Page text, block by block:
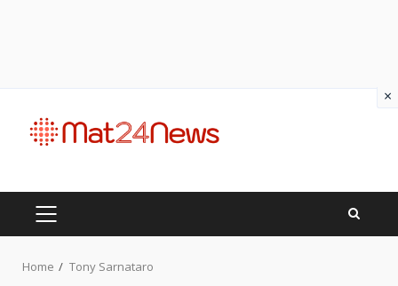
content
PRIMARY
MENU
Home Tony Sarnataro
×